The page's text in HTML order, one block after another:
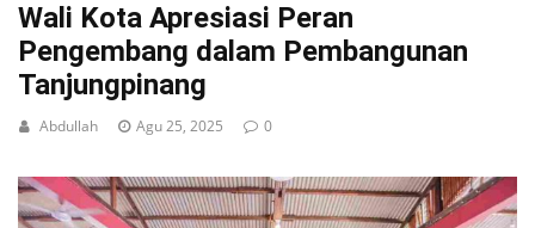
Wali Kota Apresiasi Peran
Pengembang dalam Pembangunan
Tanjungpinang
Abdullah Agu 25, 2025 0